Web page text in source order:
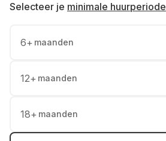
Selecteer je minimale huurperiode
6+ maanden
12+ maanden
18+ maanden